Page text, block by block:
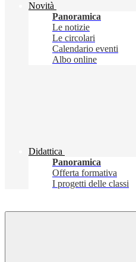
Novità
Panoramica
Le notizie
Le circolari
Calendario eventi
Albo online
Didattica
Panoramica
Offerta formativa
I progetti delle classi